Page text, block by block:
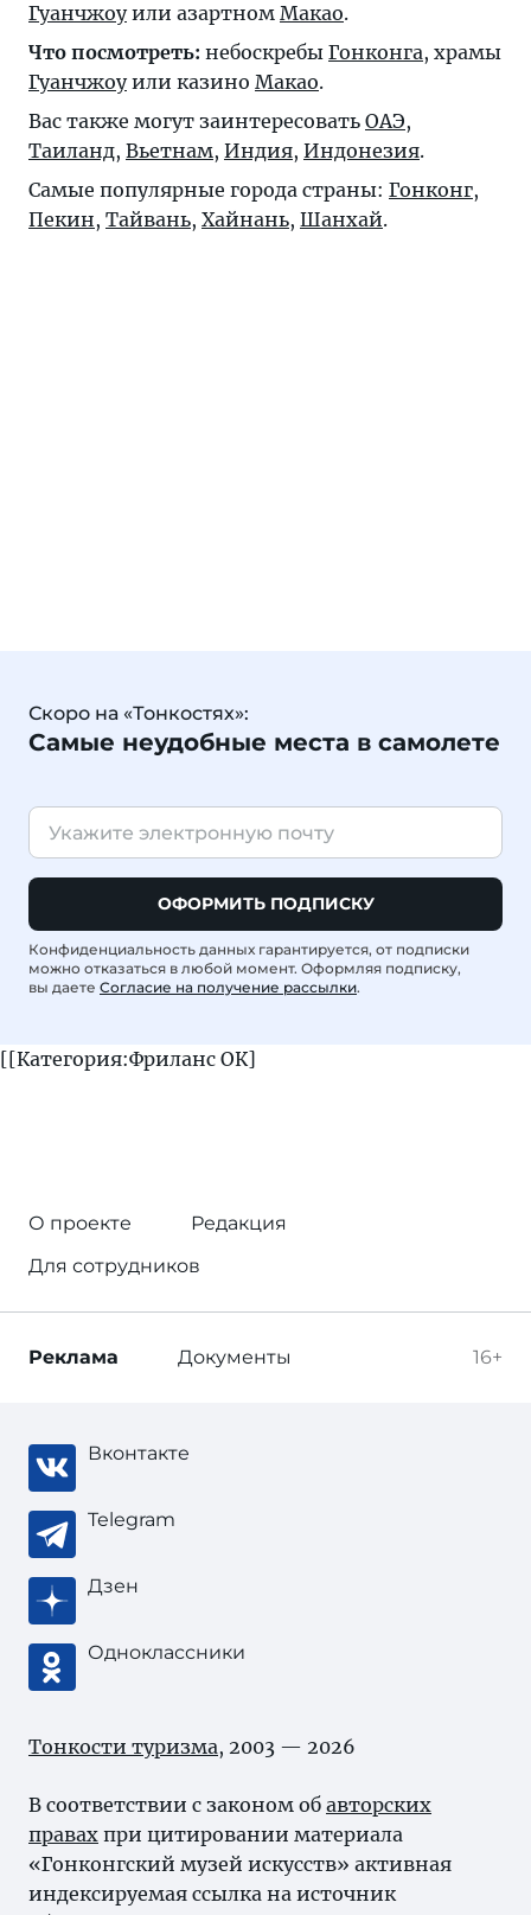
Гуанчжоуили азартном Макао.
Что посмотреть: небоскребы Гонконга, храмы
Гуанчжоуили казино Макао.
Вас также могут заинтересовать ОАЭ,
Таиланд, Вьетнам, Индия, Индонезия.
Самые популярные города страны: Гонконг,
Пекин, Тайвань, Хайнань, Шанхай.
Скоро на «Тонкостях»:
Самые неудобные места в самолете
ОФОРМИТЬ ПОДПИСКУ
Конфиденциальность данных гарантируется, от подписки
можно отказаться в любой момент. Оформляя подписку,
вы даете Согласие на получение рассылки.
[[Категория:Фриланс ОК]
О проекте
Редакция
Для сотрудников
16+
Реклама Документы
Вконтакте
Telegram
Дзен
Одноклассники
Тонкости туризма, 2003 — 2026
В соответствии с законом об авторских
правах при цитировании материала
«Гонконгский музей искусств» активная
индексируемая ссылка на источник